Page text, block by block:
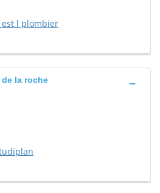
est l plombier
la roche